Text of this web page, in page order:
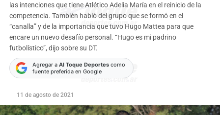
las intenciones que tiene Atlético Adelia María en el reinicio de la
competencia. También habló del grupo que se formó en el
“canalla” y de la importancia que tuvo Hugo Mattea para que
encare un nuevo desafío personal. “Hugo es mi padrino
futbolístico”, dijo sobre su DT.
Agregar a Al Toque Deportescomo
fuente preferida en Google
11 de agosto de 2021